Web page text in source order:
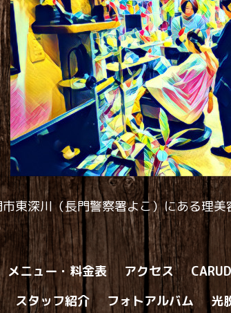
東深川（長門警察署よこ）にある理
メニュー・料金表 アクセス
スタッフ紹介 フォトアルバム 光